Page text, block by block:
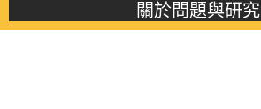
關於問題與研究
About this journal